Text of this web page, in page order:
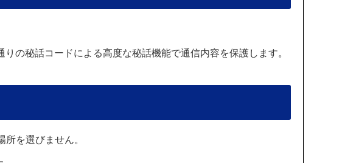
の秘話コードによる高度な秘話機能で通信内容を保護します。
を選びません。